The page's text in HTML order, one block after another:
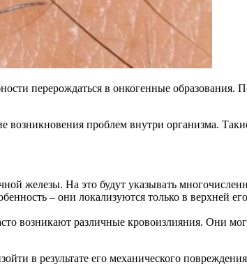
перерождаться в онкогенные образования.
возникновения проблем внутри организма.
железы. На это будут указывать
– они локализуются только в верхней
возникают различные кровоизлияния. Они
в результате его механического